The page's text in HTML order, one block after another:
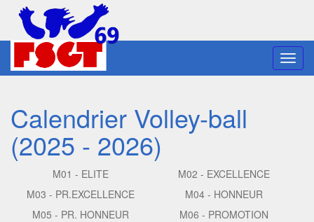
Calendrier Volley-ball
(2025 - 2026)
M01 - ELITE
M02 - EXCELLENCE
M03 - PR.EXCELLENCE
M04 - HONNEUR
M05 - PR. HONNEUR
M06 - PROMOTION